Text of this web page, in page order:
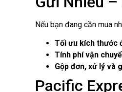
© 2025 All rights Reserved.